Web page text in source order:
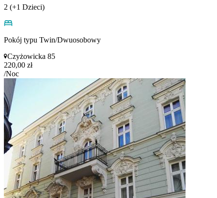
2 (+1 Dzieci)
Pokój typu Twin/Dwuosobowy
Czyżowicka 85
220,00 zł
/Noc